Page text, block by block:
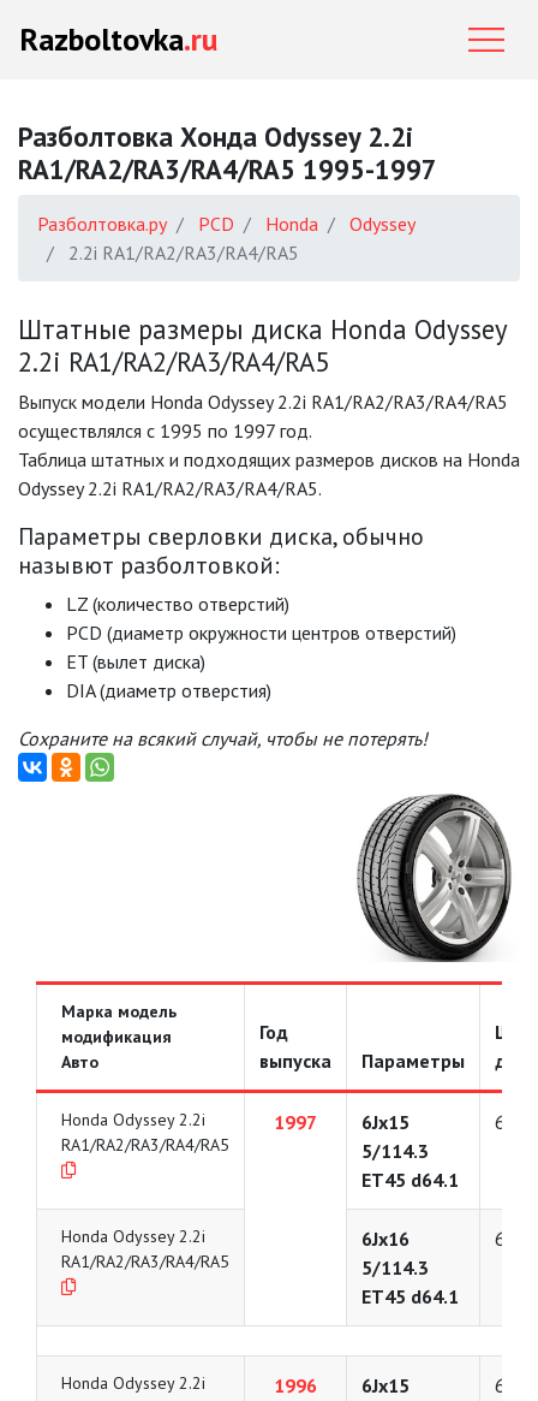
Razboltovka.ru
Разболтовка Хонда Odyssey 2.2i
RA1/RA2/RA3/RA4/RA5 1995-1997
Разболтовка.ру PCD Honda
Odyssey
2.2i RA1/RA2/RA3/RA4/RA5
Штатные размеры диска Honda Odyssey
2.2i RA1/RA2/RA3/RA4/RA5
Выпуск модели Honda Odyssey 2.2i RA1/RA2/RA3/RA4/RA5
осуществлялся с 1995 по 1997 год.
Таблица штатных и подходящих размеров дисков на Honda
Odyssey 2.2i RA1/RA2/RA3/RA4/RA5.
Параметры сверловки диска, обычно
назывют разболтовкой:
LZ (количество отверстий)
PCD (диаметр окружности центров отверстий)
ET (вылет диска)
DIA (диаметр отверстия)
Сохраните на всякий случай, чтобы не потерять!
Марка модель
модификация
Авто
Год
выпуска
Параметры
Honda Odyssey 2.2i
RA1/RA2/RA3/RA4/RA5
1997
6Jx15
5/114.3
ET45 d64.1
6
Honda Odyssey 2.2i
RA1/RA2/RA3/RA4/RA5
6Jx16
5/114.3
ET45 d64.1
6
Honda Odyssey 2.2i
1996
6Jx15
6